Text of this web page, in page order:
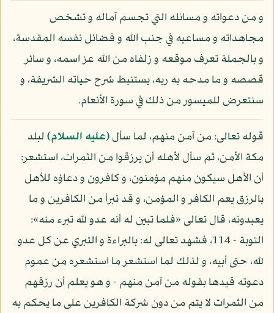
و من دعواته و مسائله التي تجسم آماله و تشخص
مجاهداته و مساعيه في جنب الله و فضائل نفسه المقدسة،
و بالجملة تعرف موقعه و زلفاه من الله عز اسمه، و سائر
قصصه و ما مدحه به ربه، يستنبط شرح حياته الشريفة، و
سنتعرض للميسور من ذلك في سورة الأنعام.
قوله تعالى: من آمن منهم، لما سأل(عليه السلام)لبلد
مكة الأمن، ثم سأل لأهله أن يرزقوا من الثمرات، استشعر:
أن الأهل سيكون منهم مؤمنون، و كافرون و دعاؤه للأهل
بالرزق يعم الكافر و المؤمن، و قد تبرأ من الكافرين و ما
يعبدونه، قال تعالى «فلما تبين له أنه عدو لله تبرء منه»:
التوبة - 114، فشهد تعالى له: بالبراءة و التبري عن كل عدو
لله، حتى أبيه، و لذلك لما استشعر ما استشعره من عموم
دعوته قيدها بقوله من آمن منهم - و هو يعلم أن رزقهم
من الثمرات لا يتم من دون شركة الكافرين على ما يحكم به